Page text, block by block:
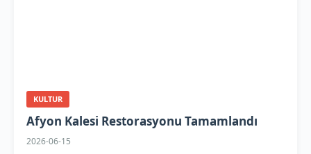
KULTUR
Afyon Kalesi Restorasyonu Tamamlandı
2026-06-15